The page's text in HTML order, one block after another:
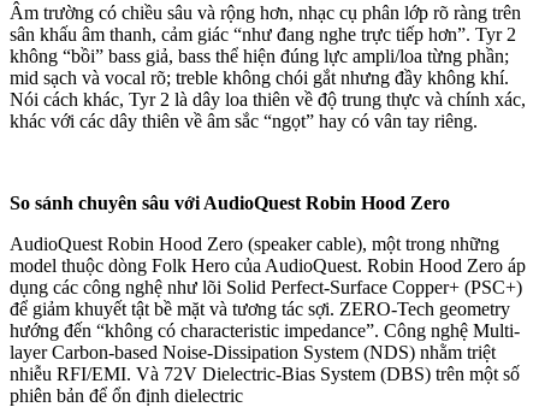
Âm trường có chiều sâu và rộng hơn, nhạc cụ phân lớp rõ ràng trên
sân khấu âm thanh, cảm giác “như đang nghe trực tiếp hơn”. Tyr 2
không “bồi” bass giả, bass thể hiện đúng lực ampli/loa từng phần;
mid sạch và vocal rõ; treble không chói gắt nhưng đầy không khí.
Nói cách khác, Tyr 2 là dây loa thiên về độ trung thực và chính xác,
khác với các dây thiên về âm sắc “ngọt” hay có vân tay riêng.
So sánh chuyên sâu với AudioQuest Robin Hood Zero
AudioQuest Robin Hood Zero (speaker cable), một trong những
model thuộc dòng Folk Hero của AudioQuest. Robin Hood Zero áp
dụng các công nghệ như lõi Solid Perfect-Surface Copper+ (PSC+)
để giảm khuyết tật bề mặt và tương tác sợi. ZERO-Tech geometry
hướng đến “không có characteristic impedance”. Công nghệ Multi-
layer Carbon-based Noise-Dissipation System (NDS) nhằm triệt
nhiễu RFI/EMI. Và 72V Dielectric-Bias System (DBS) trên một số
phiên bản để ổn định dielectric